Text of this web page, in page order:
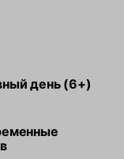
день (6+)